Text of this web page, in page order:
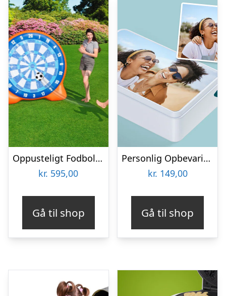
Oppusteligt Fodbolddart – Bestway
kr. 595,00
Gå til shop
Personlig Opbevaringsboks i Metal med Billede – Rektangulær
kr. 149,00
Gå til shop